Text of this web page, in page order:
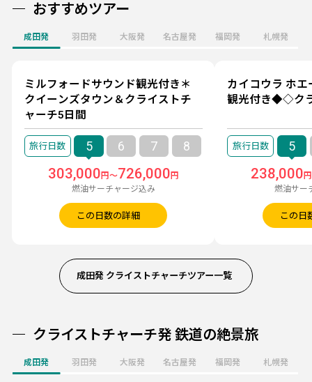
おすすめツアー
成田発 羽田発 大阪発 名古屋発 福岡発 札幌発
ミルフォードサウンド観光付き＊
クイーンズタウン＆クライストチ
ャーチ5日間
5 6 7 8
303,000 円～726,000 円
燃油サーチャージ込み
この日数の詳細
カイコウラ ホ
観光付き◆◇ク
5
238,000
燃油サー
この日
成田発 クライストチャーチツアー一覧
クライストチャーチ発 鉄道の絶景旅
成田発 羽田発 大阪発 名古屋発 福岡発 札幌発